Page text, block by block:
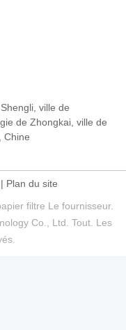
ville de
de Zhongkai, ville de
Chine
| Plan du site
filtre Le fournisseur.
Co., Ltd. Tout. Les